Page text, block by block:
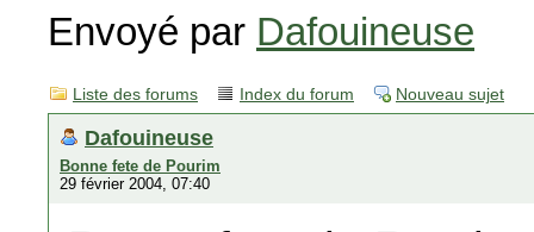
Envoyé par Dafouineuse
Liste des forums Index du forum Nouveau sujet
Dafouineuse
Bonne fete de Pourim
29 février 2004, 07:40